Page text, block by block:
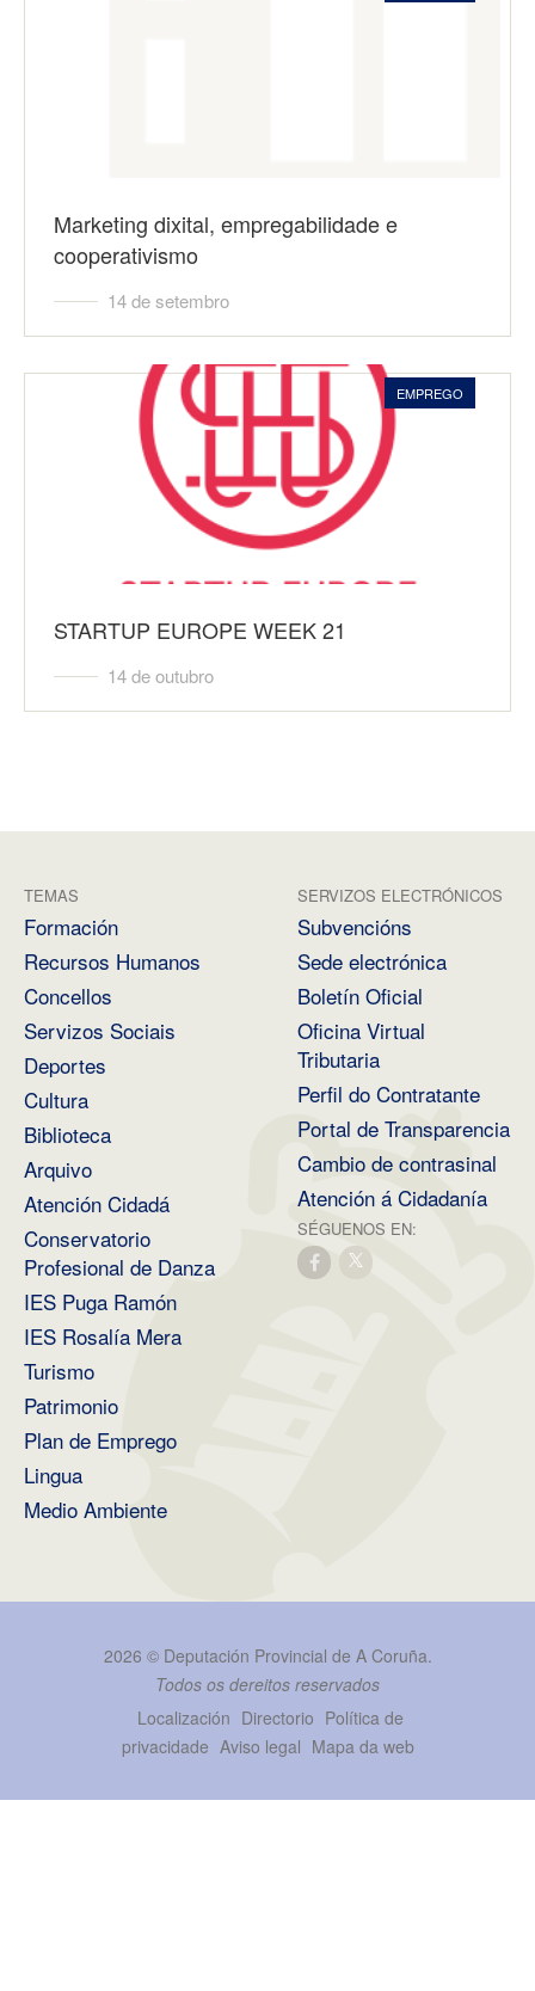
Marketing dixital, empregabilidade e
cooperativismo
14 de setembro
EMPREGO
STARTUP EUROPE WEEK 21
14 de outubro
TEMAS
Formación
Recursos Humanos
Concellos
Servizos Sociais
Deportes
Cultura
Biblioteca
Arquivo
Atención Cidadá
Conservatorio
Profesional de Danza
IES Puga Ramón
IES Rosalía Mera
Turismo
Patrimonio
Plan de Emprego
Lingua
Medio Ambiente
SERVIZOS ELECTRÓNICOS
Subvencións
Sede electrónica
Boletín Oficial
Oficina Virtual
Tributaria
Perfil do Contratante
Portal de Transparencia
Cambio de contrasinal
Atención á Cidadanía
SÉGUENOS EN:
2026 © Deputación Provincial de A Coruña.
Todos os dereitos reservados
Localización Directorio Política de
privacidade Aviso legal Mapa da web